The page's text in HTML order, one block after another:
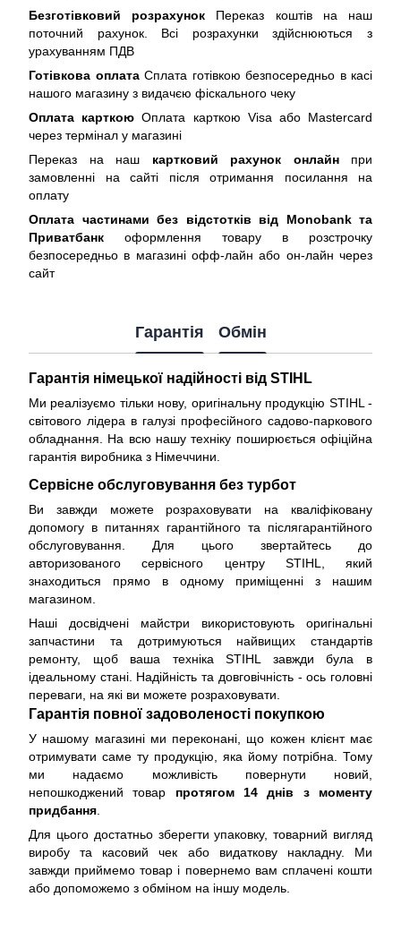
Безготівковий розрахунок Переказ коштів на наш
поточний рахунок. Всі розрахунки здійснюються з
урахуванням ПДВ
Готівкова оплатаСплата готівкою безпосередньо в касі
нашого магазину з видачєю фіскального чеку
Оплата карткою Оплата карткою Visa або Mastercard
через термінал у магазині
Переказ на наш картковий рахунок онлайнпри
замовленні на сайті після отримання посилання на
оплату
Оплата частинами без відстотків від Monobank та
Приватбанк оформлення товару в розстрочку
безпосередньо в магазині офф-лайн або он-лайн через
сайт
Гарантія Обмін
Гарантія німецької надійності від STIHL
Ми реалізуємо тільки нову, оригінальну продукцію STIHL -
світового лідера в галузі професійного садово-паркового
обладнання. На всю нашу техніку поширюється офіційна
гарантія виробника з Німеччини
Сервісне обслуговування без турбот
Ви завжди можете розраховувати на кваліфіковану
допомогу в питаннях гарантійного та післягарантійного
обслуговування. Для цього звертайтесь до
авторизованого сервісного центру STIHL, який
знаходиться прямо в одному приміщенні з нашим
магазином.
Наші досвідчені майстри використовують оригінальні
запчастини та дотримуються найвищих стандартів
ремонту, щоб ваша техніка STIHL завжди була в
ідеальному стані. Надійність та довговічність - ось головні
переваги, на які ви можете розраховувати.
Гарантія повної задоволеності покупкою
У нашому магазині ми переконані, що кожен клієнт має
отримувати саме ту продукцію, яка йому потрібна. Тому
ми надаємо можливість повернути новий,
непошкоджений товар протягом 14 днів з моменту
придбання
Для цього достатньо зберегти упаковку, товарний вигляд
виробу та касовий чек або видаткову накладну. Ми
завжди приймемо товар і повернемо вам сплачені кошти
або допоможемо з обміном на іншу модель.